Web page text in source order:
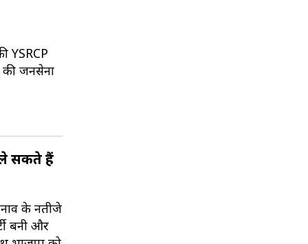
YSRCP
की जनसेना
सकते हैं
के नतीजे
बनी और